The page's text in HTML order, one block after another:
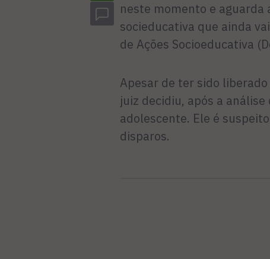
neste momento e
socieducativa que ainda
de Ações Socioeducativa
Apesar de ter sido
juiz decidiu, após a
adolescente. Ele é
disparos.